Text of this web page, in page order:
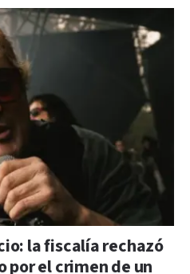
la fiscalía rechazó
por el crimen de un